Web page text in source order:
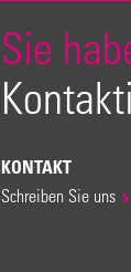
Sie
KONTAKT
Schreiben Sie uns